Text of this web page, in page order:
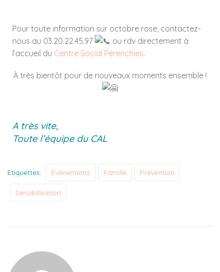
Pour toute information sur octobre rose, contactez-
nous au 03.20.22.45.97
ou rdv directement à
l’accueil du Centre Social Pérenchies.
À très bientôt pour de nouveaux moments ensemble !
A très vite,
Toute l’équipe du CAL
Etiquettes: Évènements Famille Prévention
Sensibilisation